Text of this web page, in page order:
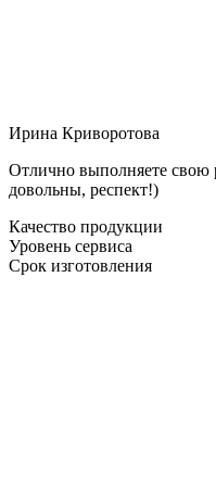
Ирина Криворотова
Отлично выполняете свою
довольны, респект!)
Качество продукции
Уровень сервиса
Срок изготовления